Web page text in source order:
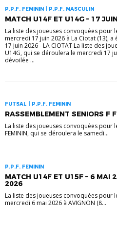
P.P.F. FEMININ | P.P.F. MASCULIN
MATCH U14F ET U14G – 17
La liste des joueuses convoquées pour
mercredi 17 juin 2026 à La Ciotat (13),
17 juin 2026 - LA CIOTAT La liste des
U14G, qui se déroulera le mercredi 17
dévoilée ...
FUTSAL | P.P.F. FEMININ
RASSEMBLEMENT SENIORS F
La liste des joueuses convoquées pour le
FEMININ, qui se déroulera le samedi...
P.P.F. FEMININ
MATCH U14F ET U15F – 6 MAI
2026
La liste des joueuses convoquées pour
mercredi 6 mai 2026 à AVIGNON (8...